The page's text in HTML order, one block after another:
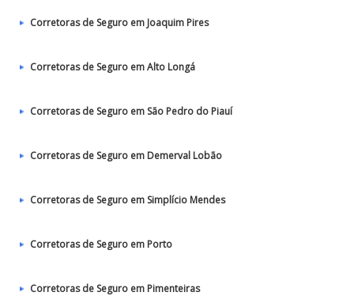
Corretoras de Seguro em Joaquim Pires
Corretoras de Seguro em Alto Longá
Corretoras de Seguro em São Pedro do Piauí
Corretoras de Seguro em Demerval Lobão
Corretoras de Seguro em Simplício Mendes
Corretoras de Seguro em Porto
Corretoras de Seguro em Pimenteiras